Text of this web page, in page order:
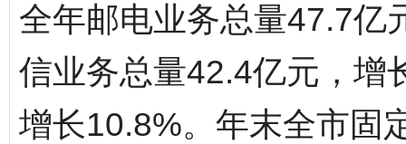
全年邮电业务总量47.7亿
信业务总量42.4亿元，增
增长10.8%。年末全市固